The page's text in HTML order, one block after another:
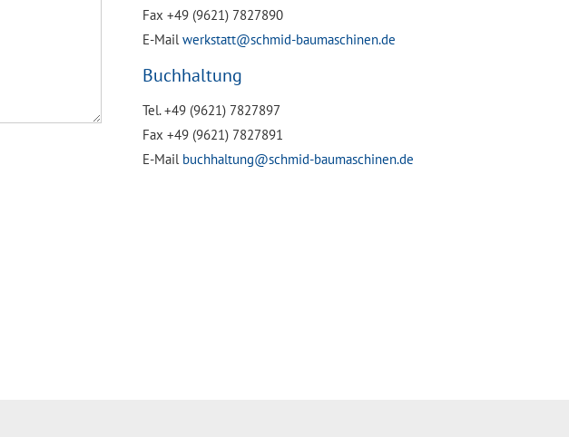
Fax +49 (9621) 7827890
E-Mailwerkstatt@schmid-baumaschinen.de
Buchhaltung
Tel. +49 (9621) 7827897
Fax +49 (9621) 7827891
E-Mail buchhaltung@schmid-baumaschinen.de